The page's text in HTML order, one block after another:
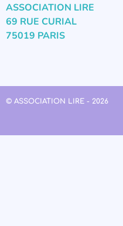
ASSOCIATION LIRE
69 RUE CURIAL
75019 PARIS
© ASSOCIATION LIRE - 2026